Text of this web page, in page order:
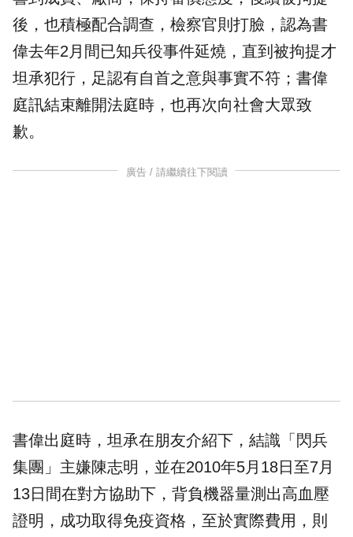
後，也積極配合調查，檢察官則打臉，認為書
偉去年2月間已知兵役事件延燒，直到被拘提才
坦承犯行，足認有自首之意與事實不符；書偉
庭訊結束離開法庭時，也再次向社會大眾致
歉。
廣告 / 請繼續往下閱讀
書偉出庭時，坦承在朋友介紹下，結識「閃兵
集團」主嫌陳志明，並在2010年5月18日至7月
13日間在對方協助下，背負機器量測出高血壓
證明，成功取得免疫資格，至於實際費用，則